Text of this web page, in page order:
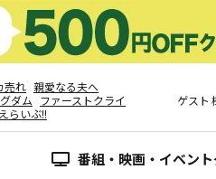
売れ 親愛なる夫へ
ダム ファーストクライ
らいぶ!!
ゲスト
番組・映画・イベン